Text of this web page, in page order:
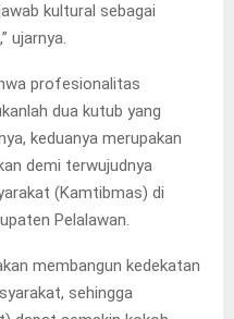
kultural sebagai
ujarnya.
profesionalitas
dua kutub yang
keduanya merupakan
demi terwujudnya
(Kamtibmas) di
Pelalawan.
membangun kedekatan
sehingga